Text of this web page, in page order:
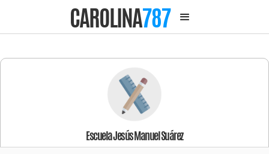
CAROLINA787
Escuela Jesús Manuel Suárez